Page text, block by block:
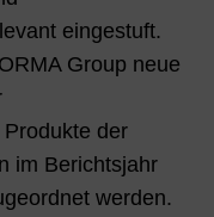
eingestuft.
Group neue
der
im Berichtsjahr
werden.